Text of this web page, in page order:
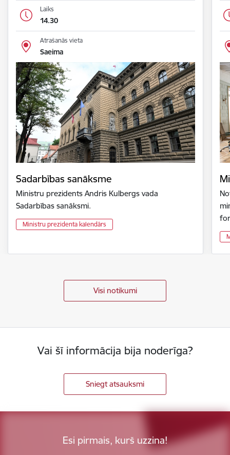
Laiks
14.30
Atrašanās vieta
Saeima
Sadarbības sanāksme
Ministru prezidents Andris Kulbergs vada
Sadarbības sanāksmi.
Ministru prezidenta kalendārs
Visi notikumi
Vai šī informācija bija noderīga?
Sniegt atsauksmi
Esi pirmais, kurš uzzina!